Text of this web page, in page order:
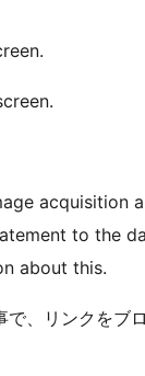
acquisition
to the
about this.
、リンクをブ